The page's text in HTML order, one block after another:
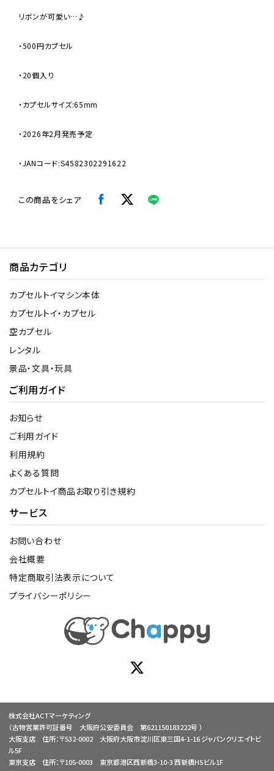
リボンが可愛い…♪
・500円カプセル
・20個入り
・カプセルサイズ:65mm
・2026年2月発売予定
・JANコード:S4582302291622
この商品をシェア
商品カテゴリ
カプセルトイマシン本体
カプセルトイ・カプセル
空カプセル
レンタル
景品・文具・玩具
ご利用ガイド
お知らせ
ご利用ガイド
利用規約
よくある質問
カプセルトイ商品お取り引き規約
サービス
お問い合わせ
会社概要
特定商取引法表示について
プライバシーポリシー
株式会社ACTマーケティング
（古物営業許可証番号 大阪府公安委員会 第621150183222号 ）
大阪支店 住所：〒532-0002 大阪府大阪市淀川区東三国4-1-16 ジャパンクリエイトビ
ル5F
東京支店 住所：〒105-0003 東京都港区西新橋3-10-3 西新橋HSビル1F